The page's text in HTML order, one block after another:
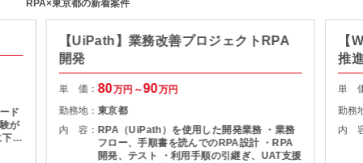
RPA×東京都の新着案件
ド
が
【UiPath】業務改善プロジェクトRPA
開発
単 価：80万円～90万円
勤務地：東京都
内 容： RPA（UiPath）を使用した開発業務 ・業務
フロー、手順書を読んでのRPA設計 ・RPA
開発、テスト ・利用手順の引継ぎ、UAT支援
【
推
単
勤務
内